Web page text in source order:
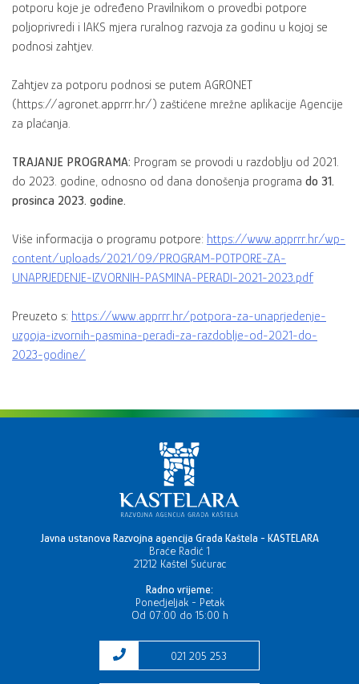
potporu koje je određeno Pravilnikom o provedbi potpore
poljoprivredi i IAKS mjera ruralnog razvoja za godinu u kojoj se
podnosi zahtjev.
Zahtjev za potporu podnosi se putem AGRONET
(https://agronet.apprrr.hr/) zaštićene mrežne aplikacije Agencije
za plaćanja.
TRAJANJE PROGRAMA: Program se provodi u razdoblju od 2021.
do 2023. godine, odnosno od dana donošenja programa do 31.
prosinca 2023. godine.
Više informacija o programu potpore: https://www.apprrr.hr/wp-
content/uploads/2021/09/PROGRAM-POTPORE-ZA-
UNAPRJEDENJE-IZVORNIH-PASMINA-PERADI-2021-2023.pdf
Preuzeto s: https://www.apprrr.hr/potpora-za-unaprjedenje-
uzgoja-izvornih-pasmina-peradi-za-razdoblje-od-2021-do-
2023-godine/
Javna ustanova Razvojna agencija Grada Kaštela - KASTELARA
Braće Radić 1
21212 Kaštel Sućurac
Radno vrijeme:
Ponedjeljak - Petak
Od 07:00 do 15:00 h
021 205 253